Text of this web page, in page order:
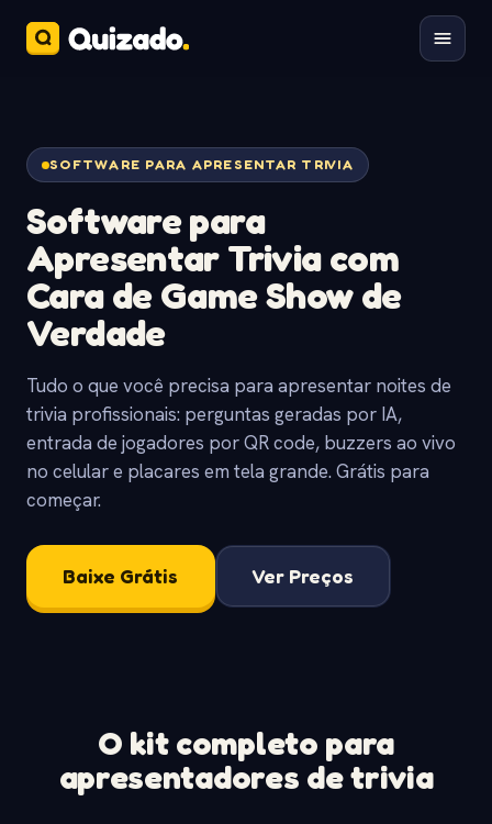
SOFTWARE PARA APRESENTAR TRIVIA
Software para
Apresentar Trivia com
Cara deGame Show de
Verdade
Tudo o que você precisa para apresentar noites de
trivia profissionais: perguntas geradas por IA,
entrada de jogadores por QR code, buzzers ao vivo
no celular e placares em tela grande. Grátis para
começar.
Baixe Grátis Ver Preços
O kit completo para
apresentadores de trivia